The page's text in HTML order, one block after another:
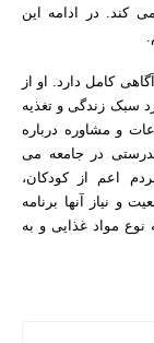
کند. در ادامه این
کامل دارد. او از
سبک زندگی و تغذیه
و مشاوره درباره
در جامعه می
اعم از کودکان،
و نیاز آنها برنامه
نوع مواد غذایی و به